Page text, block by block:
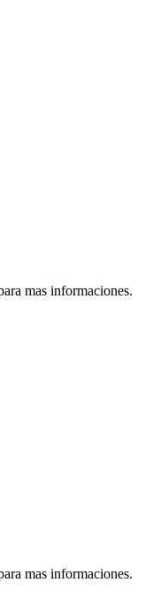
mas informaciones.
mas informaciones.